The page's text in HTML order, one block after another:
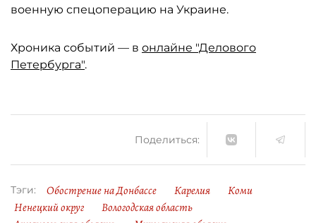
военную спецоперацию на Украине.
Хроника событий — в онлайне "Делового
Петербурга".
Поделиться:
Тэги: Обострение на Донбассе Карелия
Коми
Ненецкий округ
Вологодская область